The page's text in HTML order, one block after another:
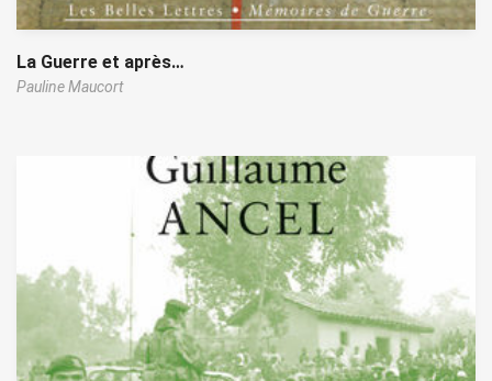
La Guerre et après…
Pauline Maucort